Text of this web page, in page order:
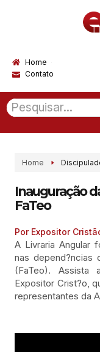
Home
Contato
Home
Inauguração
FaTeo
Por Expositor
A Livraria Angular
nas depend?ncias
(FaTeo).
Expositor Crist?o,
representantes da